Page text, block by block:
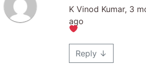
K Vinod Kumar, 3
ago
Reply ↓